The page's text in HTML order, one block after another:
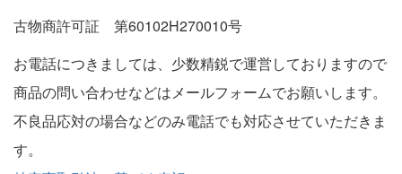
古物商許可証 第60102H270010号
お電話につきましては、少数精鋭で運営しておりますので
商品の問い合わせなどはメールフォームでお願いします。
不良品応対の場合などのみ電話でも対応させていただきま
す。